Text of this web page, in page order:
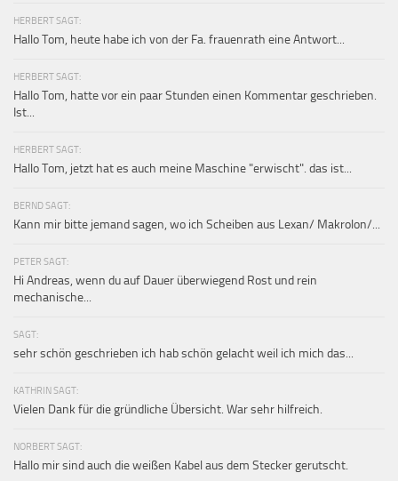
HERBERT SAGT:
Hallo Tom, heute habe ich von der Fa. frauenrath eine Antwort...
HERBERT SAGT:
Hallo Tom, hatte vor ein paar Stunden einen Kommentar geschrieben.
Ist...
HERBERT SAGT:
Hallo Tom, jetzt hat es auch meine Maschine "erwischt". das ist...
BERND SAGT:
Kann mir bitte jemand sagen, wo ich Scheiben aus Lexan/ Makrolon/...
PETER SAGT:
Hi Andreas, wenn du auf Dauer überwiegend Rost und rein
mechanische...
SAGT:
sehr schön geschrieben ich hab schön gelacht weil ich mich das...
KATHRIN SAGT:
Vielen Dank für die gründliche Übersicht. War sehr hilfreich.
NORBERT SAGT:
Hallo mir sind auch die weißen Kabel aus dem Stecker gerutscht.